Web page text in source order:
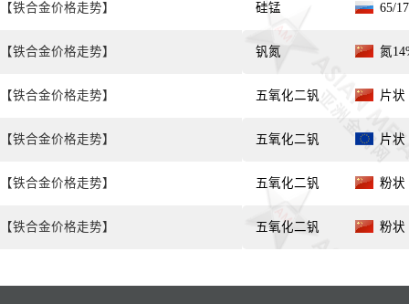
【铁合金价格走势】
【铁合金价格走势】
【铁合金价格走势】
【铁合金价格走势】
【铁合金价格走势】
【铁合金价格走势】
硅锰 65/
钒氮 氮
五氧化二钒 片状
五氧化二钒 片状
五氧化二钒 粉状
五氧化二钒 粉状